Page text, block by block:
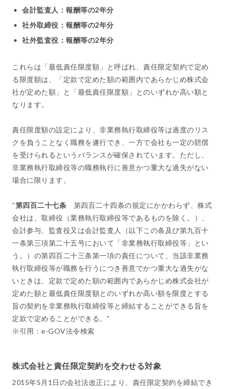
会計監査人：報酬等の2年分
社外取締役：報酬等の2年分
社外監査役：報酬等の2年分
これらは「最低責任限度額」と呼ばれ、責任限定契約で定め
る限度額は、「定款で定めた額の範囲内であらかじめ株式会
社が定めた額」と「最低責任限度額」とのいずれか高い額と
なります。
責任限度額の設定により、非業務執行取締役等は過度のリス
クを負うことなく職務を遂行でき、一方で会社も一定の賠償
を受けられるというバランスが確保されています。ただし、
非業務執行取締役等の職務執行に善意かつ重大な過失がない
場合に限ります。
“第四百二十七条 第四百二十四条の規定にかかわらず、株式
会社は、取締役（業務執行取締役等であるものを除く。）、
会計参与、監査役又は会計監査人（以下この条及び第九百十
一条第三項第二十五号において「非業務執行取締役等」とい
う。）の第四百二十三条第一項の責任について、当該非業務
執行取締役等が職務を行うにつき善意でかつ重大な過失がな
いときは、定款で定めた額の範囲内であらかじめ株式会社が
定めた額と最低責任限度額とのいずれか高い額を限度とする
旨の契約を非業務執行取締役等と締結することができる旨を
定款で定めることができる。”
※引用：e-GOV法令検索
株式会社と責任限定契約を交わせる対象
2015年5月1日の会社法改正により、責任限定契約を締結でき